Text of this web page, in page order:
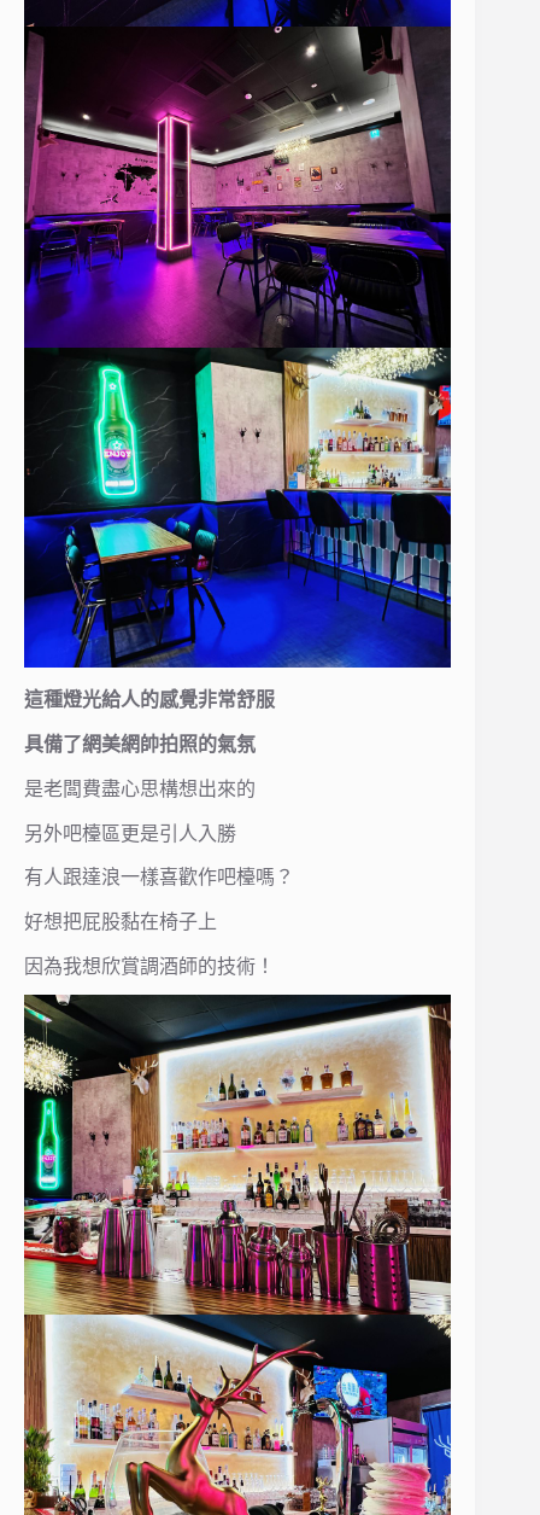
這種燈光給人的感覺非常舒服
具備了網美網帥拍照的氣氛
是老闆費盡心思構想出來的
另外吧檯區更是引人入勝
有人跟達浪一樣喜歡作吧檯嗎？
好想把屁股黏在椅子上
因為我想欣賞調酒師的技術！